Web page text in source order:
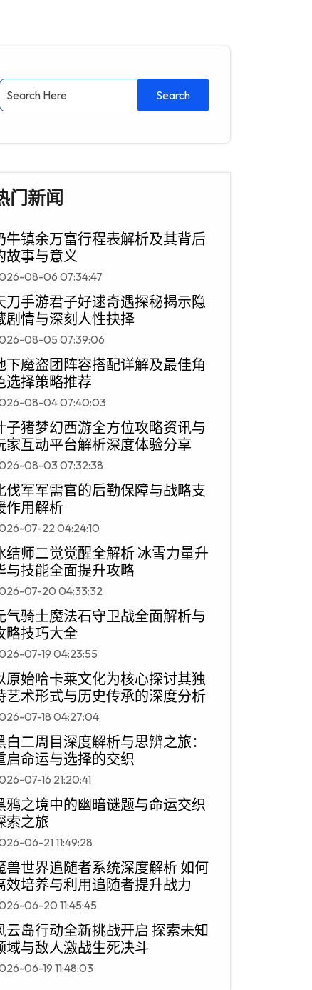
门新闻
牛镇余万富行程表解析及其背后
故事与意义
08-06 07:34:47
刀手游君子好逑奇遇探秘揭示隐
剧情与深刻人性抉择
08-05 07:39:06
下魔盗团阵容搭配详解及最佳角
选择策略推荐
08-04 07:40:03
子猪梦幻西游全方位攻略资讯与
家互动平台解析深度体验分享
08-03 07:32:38
伐军军需官的后勤保障与战略支
作用解析
07-22 04:24:10
结师二觉觉醒全解析 冰雪力量升
与技能全面提升攻略
07-20 04:33:32
气骑士魔法石守卫战全面解析与
略技巧大全
07-19 04:23:55
原始哈卡莱文化为核心探讨其独
艺术形式与历史传承的深度分析
07-18 04:27:04
白二周目深度解析与思辨之旅：
启命运与选择的交织
07-16 21:20:41
鸦之境中的幽暗谜题与命运交织
索之旅
06-21 11:49:28
兽世界追随者系统深度解析 如何
效培养与利用追随者提升战力
06-20 11:45:45
云岛行动全新挑战开启 探索未知
域与敌人激战生死决斗
06-19 11:48:03